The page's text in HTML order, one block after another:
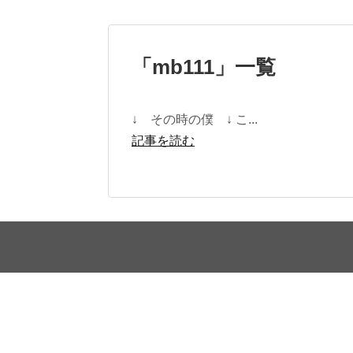
「 mb111 」 一覧
↓ その時の僕 ↓ こ...
記事を読む